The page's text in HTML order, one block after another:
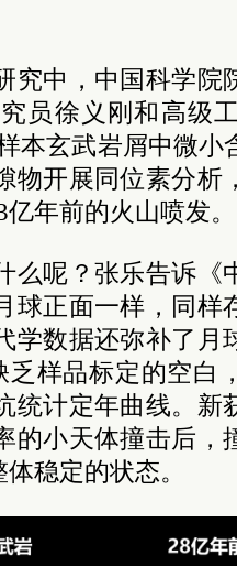
究中，中国科学院
员徐义刚和高级
本玄武岩屑中微小
物开展同位素分析
年前的火山喷发。
么呢？张乐告诉《
球正面一样，同样
学数据还弥补了月
乏样品标定的空白
统计定年曲线。新
的小天体撞击后，
稳定的状态。